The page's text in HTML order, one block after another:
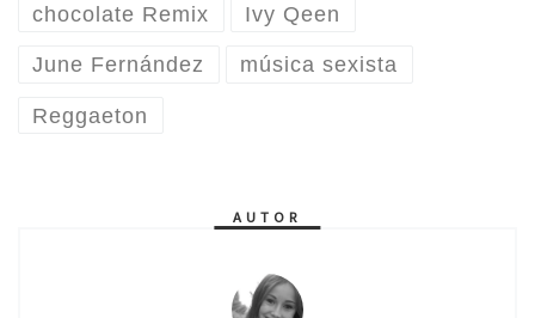
chocolate Remix Ivy Qeen
June Fernández música sexista
Reggaeton
AUTOR